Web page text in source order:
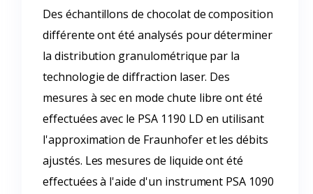
Des échantillons de chocolat de composition
différente ont été analysés pour déterminer
la distribution granulométrique par la
technologie de diffraction laser. Des
mesures à sec en mode chute libre ont été
effectuées avec le PSA 1190 LD en utilisant
l'approximation de Fraunhofer et les débits
ajustés. Les mesures de liquide ont été
effectuées à l'aide d'un instrument PSA 1090